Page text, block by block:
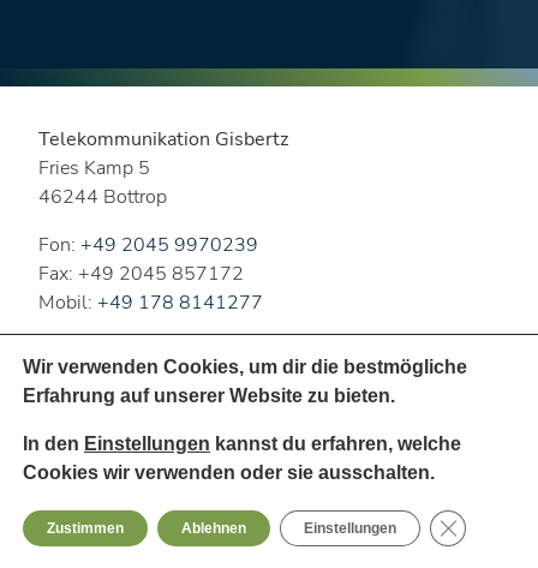
Telekommunikation Gisbertz
Fries Kamp 5
46244 Bottrop
Fon: +49 2045 9970239
Fax: +49 2045 857172
Mobil: +49 178 8141277
www.tk-gisbertz.de
Telekommunikation
Partner
Blog
Wir verwenden Cookies, um dir die bestmögliche
Erfahrung auf unserer Website zu bieten.
In den Einstellungen kannst du erfahren, welche
Cookies wir verwenden oder sie ausschalten.
Zustimmen Ablehnen Einstellungen GDPR